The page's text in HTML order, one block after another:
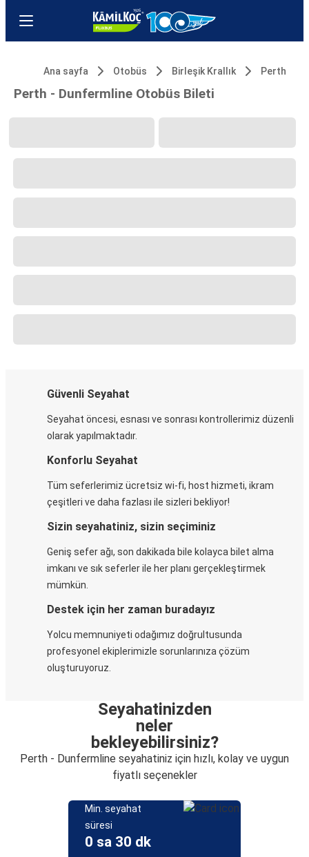
Ana sayfa Otobüs Birleşik Krallık Perth
Perth - Dunfermline Otobüs Bileti
Güvenli Seyahat
Seyahat öncesi, esnası ve sonrası kontrollerimiz düzenli
olarak yapılmaktadır.
Konforlu Seyahat
Tüm seferlerimiz ücretsiz wi-fi, host hizmeti, ikram
çeşitleri ve daha fazlası ile sizleri bekliyor!
Sizin seyahatiniz, sizin seçiminiz
Geniş sefer ağı, son dakikada bile kolayca bilet alma
imkanı ve sık seferler ile her planı gerçekleştirmek
mümkün.
Destek için her zaman buradayız
Yolcu memnuniyeti odağımız doğrultusunda
profesyonel ekiplerimizle sorunlarınıza çözüm
oluşturuyoruz.
Seyahatinizden
neler
bekleyebilirsiniz?
Perth - Dunfermline seyahatiniz için hızlı, kolay ve uygun
fiyatlı seçenekler
Min. seyahat
süresi
0 sa 30 dk